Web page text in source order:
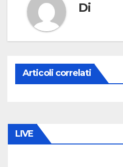
Di
Articoli correlati
LIVE